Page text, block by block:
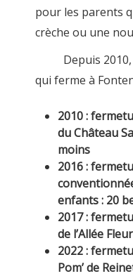
pour les parents
crèche ou une
Depuis 2010,
qui ferme à
2010 :
du Château
moins
2016 :
enfants : 20
2017 :
de l’Allée
2022 :
Pom’ de